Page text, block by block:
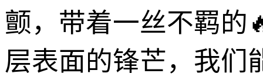
颤，带着一丝不羁的
层表面的锋芒，我们